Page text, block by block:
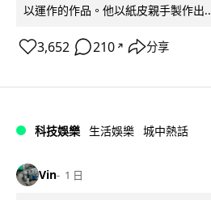
以運作的作品。他以紙皮親手製作出
3,652 210 ↗ 分享
科技娛樂 生活娛樂 城中熱話
Vin 1 日